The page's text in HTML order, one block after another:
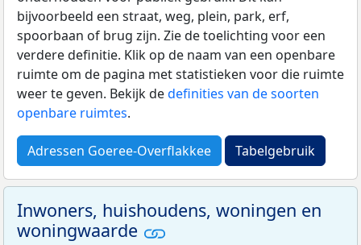
bijvoorbeeld een straat, weg, plein, park, erf,
spoorbaan of brug zijn. Zie de toelichting voor een
verdere definitie. Klik op de naam van een openbare
ruimte om de pagina met statistieken voor die ruimte
weer te geven. Bekijk dedefinities van de soorten
openbare ruimtes.
Adressen Goeree-Overflakkee Tabelgebruik
Inwoners, huishoudens, woningen en
woningwaarde